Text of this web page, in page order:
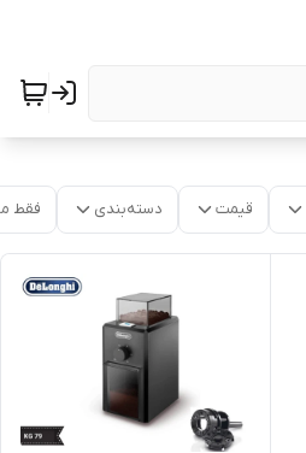
قیمت دسته‌بندی فقط